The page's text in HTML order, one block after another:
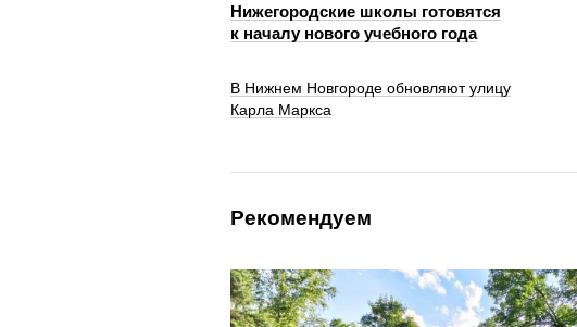
Нижегородские школы готовятся
к началу нового учебного года
В Нижнем Новгороде обновляют улицу
Карла Маркса
Рекомендуем